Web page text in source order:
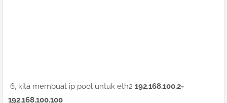
6, kita membuat ip pool untuk eth2 192.168.100.2-
192.168.100.100